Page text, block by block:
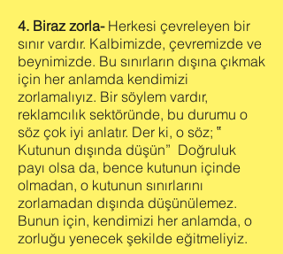
4. Biraz zorla-Herkesi çevreleyen bir
sınır vardır. Kalbimizde, çevremizde ve
beynimizde. Bu sınırların dışına çıkmak
için her anlamda kendimizi
zorlamalıyız. Bir söylem vardır,
reklamcılık sektöründe, bu durumu o
söz çok iyi anlatır. Der ki, o söz; ‟
Kutunun dışında düşün” Doğruluk
payı olsa da, bence kutunun içinde
olmadan, o kutunun sınırlarını
zorlamadan dışında düşünülemez.
Bunun için, kendimizi her anlamda, o
zorluğu yenecek şekilde eğitmeliyiz.